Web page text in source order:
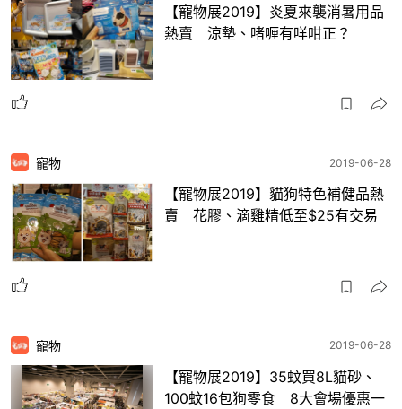
【寵物展2019】炎夏來襲消暑用品
熱賣 涼墊、啫喱有咩咁正？
寵物 2019-06-28
【寵物展2019】貓狗特色補健品熱
賣 花膠、滴雞精低至$25有交易
寵物 2019-06-28
【寵物展2019】35蚊買8L貓砂、
100蚊16包狗零食 8大會場優惠一